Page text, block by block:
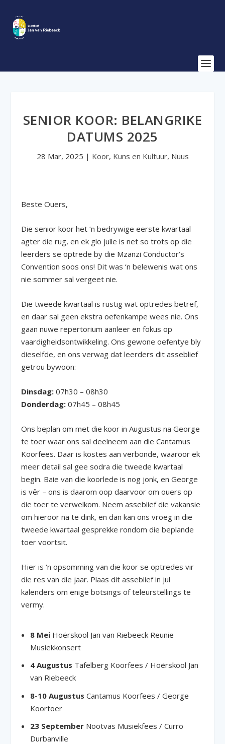
SENIOR KOOR: BELANGRIKE
DATUMS 2025
28 Mar, 2025 | Koor, Kuns en Kultuur, Nuus
Beste Ouers,
Die senior koor het ‘n bedrywige eerste kwartaal
agter die rug, en ek glo julle is net so trots op die
leerders se optrede by die Mzanzi Conductor’s
Convention soos ons! Dit was ‘n belewenis wat ons
nie sommer sal vergeet nie.
Die tweede kwartaal is rustig wat optredes betref,
en daar sal geen ekstra oefenkampe wees nie. Ons
gaan nuwe repertorium aanleer en fokus op
vaardigheidsontwikkeling. Ons gewone oefentye bly
dieselfde, en ons verwag dat leerders dit asseblief
getrou bywoon:
Dinsdag: 07h30 – 08h30
Donderdag: 07h45 – 08h45
Ons beplan om met die koor in Augustus na George
te toer waar ons sal deelneem aan die Cantamus
Koorfees. Daar is kostes aan verbonde, waaroor ek
meer detail sal gee sodra die tweede kwartaal
begin. Baie van die koorlede is nog jonk, en George
is vêr – ons is daarom oop daarvoor om ouers op
die toer te verwelkom. Neem asseblief die vakansie
om hieroor na te dink, en dan kan ons vroeg in die
tweede kwartaal gesprekke rondom die beplande
toer voortsit.
Hier is ‘n opsomming van die koor se optredes vir
die res van die jaar. Plaas dit asseblief in jul
kalenders om enige botsings of teleurstellings te
vermy.
8 MeiHoërskool Jan van Riebeeck Reunie
Musiekkonsert
4 Augustus Tafelberg Koorfees / Hoërskool Jan
van Riebeeck
8-10 Augustus Cantamus Koorfees / George
Koortoer
23 SeptemberNootvas Musiekfees / Curro
Durbanville